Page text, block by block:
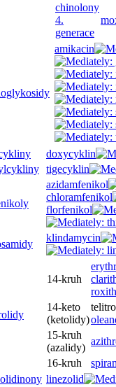
chinolony
4.
generace
amikacin
doxycyklin
tigecyklin
azidamfenikol
chloramfenikol
florfenikol
klindamycin
14-kruh
14-keto
(ketolidy)
15-kruh
(azalidy)
16-kruh
linezolid